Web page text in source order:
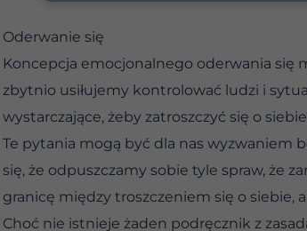
Oderwanie się
Koncepcja emocjonalnego oderwania się
zbytnio usiłujemy kontrolować ludzi i
wystarczające, żeby zatroszczyć się o
Te pytania mogą być dla nas wyzwaniem
się, że odpuszczamy sobie tyle spraw, że
granicę między troszczeniem się o
Choć nie istnieje żaden podręcznik z